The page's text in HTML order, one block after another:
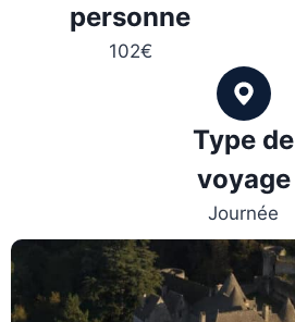
personne
102€
Type de
voyage
Journée